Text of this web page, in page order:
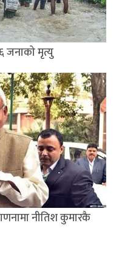
जनाको मृत्यु
नीतिश कुमारकै